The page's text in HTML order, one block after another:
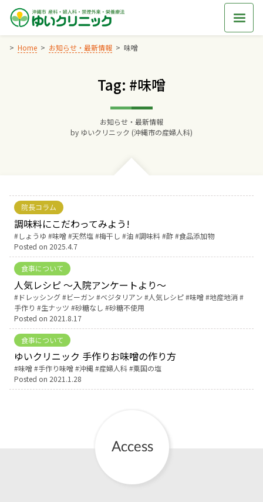
Skip
content
Home お知らせ・最新情報 味噌
Tag: #味噌
お知らせ・最新情報
by ゆいクリニック (沖縄市の産婦人科)
院長コラム
調味料にこだわってみよう!
Tags:
しょうゆ 味噌 天然塩 梅干し 油 調味料 酢 食品添加物
Posted on 2025.4.7
食事について
人気レシピ ～入院アンケートより～
Tags:
ドレッシング ビーガン ベジタリアン 人気レシピ 味噌 地産地消
手作り
生ナッツ 砂糖なし
砂糖不使用
Posted on 2021.8.17
食事について
ゆいクリニック 手作りお味噌の作り方
Tags:
味噌 手作り味噌 沖縄 産婦人科 粟国の塩
Posted on 2021.1.28
Home
交通アクセス
診療料金
妊婦健診
お産について
母乳育児
予防接種
‘さんルーム’ でさまざまな講座・クラス
遠方にお住まいで当院での出産を希望される方へ